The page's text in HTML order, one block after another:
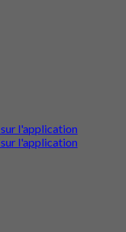
l'application
l'application